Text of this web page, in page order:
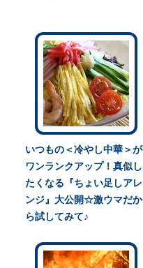
いつもの＜冷やし中華＞が
ワンランクアップ！真似し
たくなる『ちょい足しアレ
ンジ』大公開☆激ウマだか
ら試してみて♪